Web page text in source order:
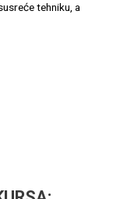
tehniku, a